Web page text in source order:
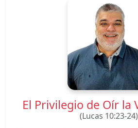
El Privilegio de Oír la
(Lucas 10:23-24)